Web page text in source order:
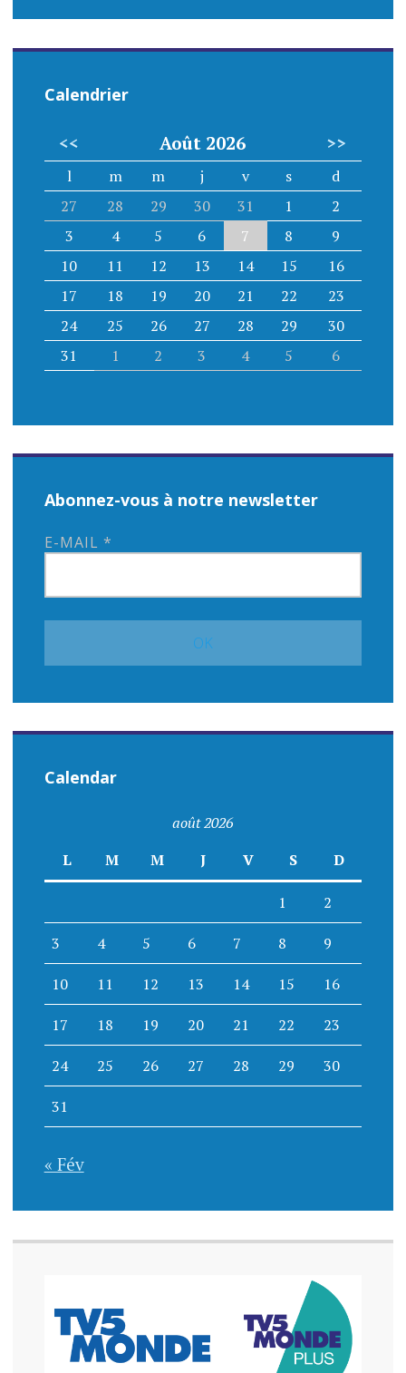
Calendrier
<< Août 2026 >>
l m m j v s
d
27
28 29 30 31 1
2
3
4 5 6 7 8
9
10
11 12 13 14 15
16
17
18 19 20 21 22
23
24
25 26 27 28 29
30
31
1 2 3 4 5 6
Abonnez-vous à notre newsletter
E-MAIL *
Calendar
août 2026
L
M M J V S D
1 2
3 4 5 6 7 8 9
10 11 12 13 14 15 16
17 18 19 20 21 22 23
24 25 26 27 28 29 30
31
« Fév